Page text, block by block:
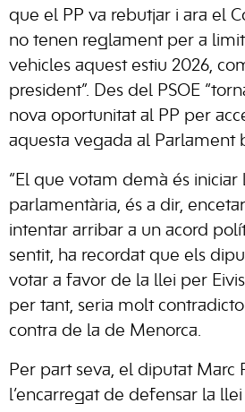
que el PP va rebutjar i ara el
no tenen reglament per a
vehicles aquest estiu 2026,
president”. Des del PSOE
nova oportunitat al PP per
aquesta vegada al Parlament
“El que votam demà és iniciar
parlamentària, és a dir,
intentar arribar a un acord
sentit, ha recordat que els
votar a favor de la llei per
per tant, seria molt
contra de la de Menorca.
Per part seva, el diputat Marc
l’encarregat de defensar la